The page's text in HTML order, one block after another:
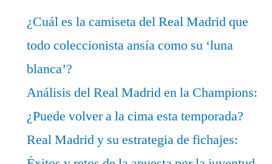
¿Cuál es la camiseta del Real Madrid que
todo coleccionista ansía como su ‘luna
blanca’?
Análisis del Real Madrid en la Champions:
¿Puede volver a la cima esta temporada?
Real Madrid y su estrategia de fichajes: